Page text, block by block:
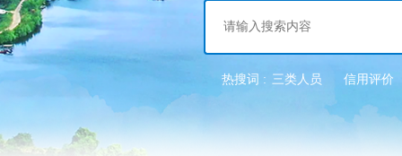
热搜词 : 三类人员 信用评价